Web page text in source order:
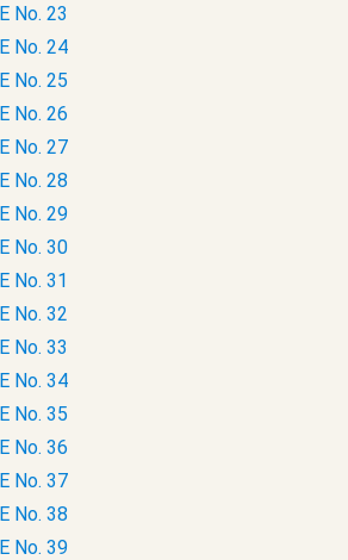
No. 23
No. 24
No. 25
No. 26
No. 27
No. 28
No. 29
No. 30
No. 31
No. 32
No. 33
No. 34
No. 35
No. 36
No. 37
No. 38
No. 39